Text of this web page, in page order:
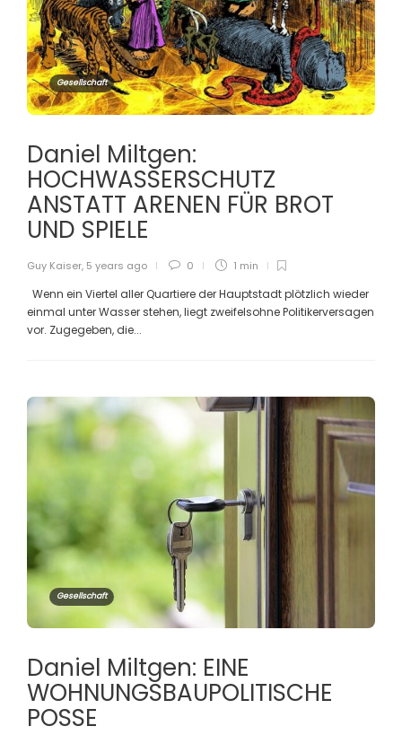
Gesellschaft
Daniel Miltgen:
HOCHWASSERSCHUTZ
ANSTATT ARENEN FÜR BROT
UND SPIELE
Guy Kaiser, 5 years ago 0 1 min
Wenn ein Viertel aller Quartiere der Hauptstadt plötzlich wieder
einmal unter Wasser stehen, liegt zweifelsohne Politikerversagen
vor. Zugegeben, die...
Gesellschaft
Daniel Miltgen: EINE
WOHNUNGSBAUPOLITISCHE
POSSE